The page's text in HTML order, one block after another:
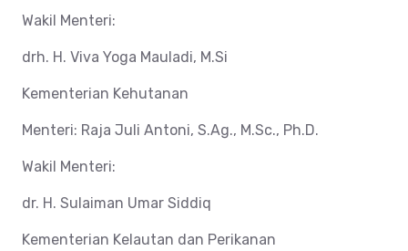
Wakil Menteri:
drh. H. Viva Yoga Mauladi, M.Si
Kementerian Kehutanan
Menteri: Raja Juli Antoni, S.Ag., M.Sc., Ph.D.
Wakil Menteri:
dr. H. Sulaiman Umar Siddiq
Kementerian Kelautan dan Perikanan